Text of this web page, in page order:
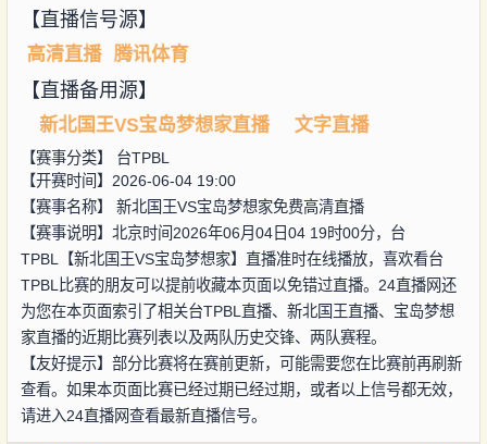
【直播信号源】
高清直播 腾讯体育
【直播备用源】
新北国王VS宝岛梦想家直播 文字直播
【赛事分类】 台TPBL
【开赛时间】2026-06-04 19:00
【赛事名称】 新北国王VS宝岛梦想家免费高清直播
【赛事说明】北京时间2026年06月04日04 19时00分，台
TPBL【新北国王VS宝岛梦想家】直播准时在线播放，喜欢看台
TPBL比赛的朋友可以提前收藏本页面以免错过直播。24直播网还
为您在本页面索引了相关台TPBL直播、新北国王直播、宝岛梦想
家直播的近期比赛列表以及两队历史交锋、两队赛程。
【友好提示】部分比赛将在赛前更新，可能需要您在比赛前再刷新
查看。如果本页面比赛已经过期已经过期，或者以上信号都无效，
请进入24直播网查看最新直播信号。